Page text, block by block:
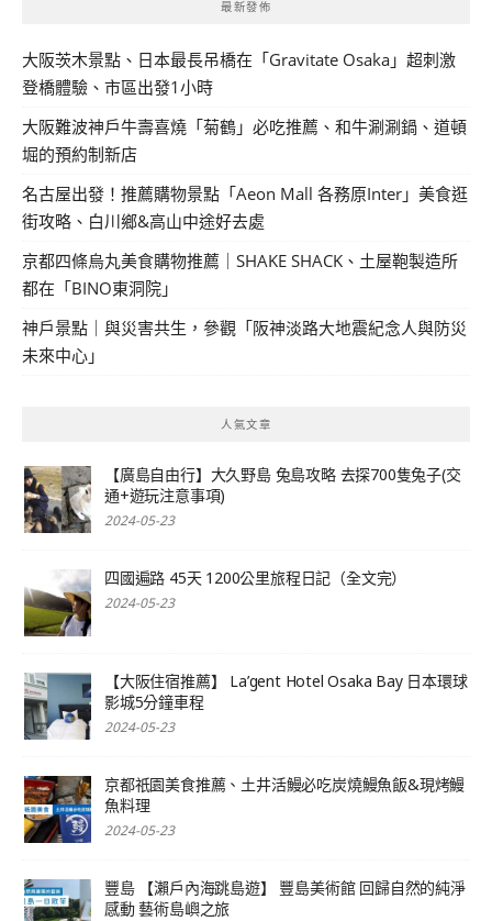
最新發佈
大阪茨木景點、日本最長吊橋在「Gravitate Osaka」超刺激
登橋體驗、市區出發1小時
大阪難波神戶牛壽喜燒「菊鶴」必吃推薦、和牛涮涮鍋、道頓
堀的預約制新店
名古屋出發！推薦購物景點「Aeon Mall 各務原Inter」美食逛
街攻略、白川鄉&高山中途好去處
京都四條烏丸美食購物推薦｜SHAKE SHACK、土屋鞄製造所
都在「BINO東洞院」
神戶景點｜與災害共生，參觀「阪神淡路大地震紀念人與防災
未來中心」
人氣文章
【廣島自由行】大久野島 兔島攻略 去探700隻兔子(交
通+遊玩注意事項)
2024-05-23
四國遍路 45天 1200公里旅程日記（全文完）
2024-05-23
【大阪住宿推薦】 La’gent Hotel Osaka Bay 日本環球
影城5分鐘車程
2024-05-23
京都祇園美食推薦、土井活鰻必吃炭燒鰻魚飯&現烤鰻
魚料理
2024-05-23
豐島 【瀨戶內海跳島遊】 豐島美術館 回歸自然的純淨
感動 藝術島嶼之旅